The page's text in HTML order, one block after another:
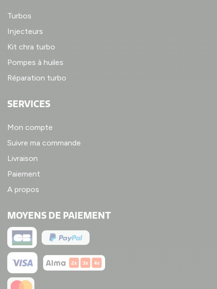
Turbos
Injecteurs
Kit chra turbo
Pompes à huiles
Réparation turbo
SERVICES
Mon compte
Suivre ma commande
Livraison
Paiement
A propos
MOYENS DE PAIEMENT